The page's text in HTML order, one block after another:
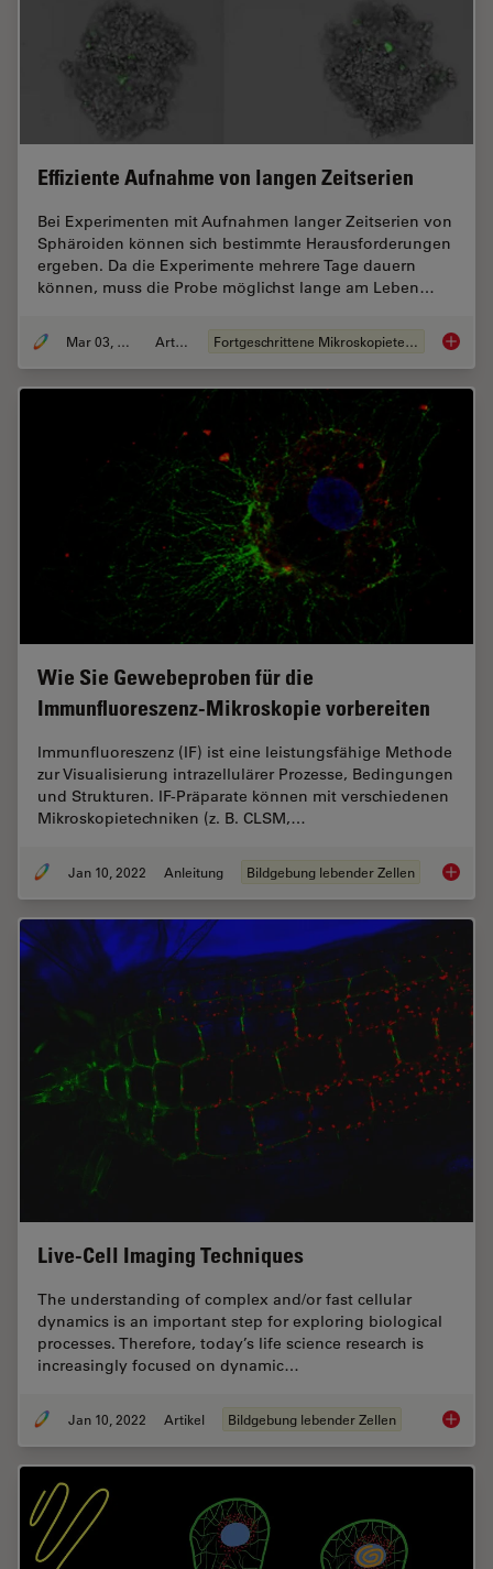
Effiziente Aufnahme von langen Zeitserien
Bei Experimenten mit Aufnahmen langer Zeitserien von
Sphäroiden können sich bestimmte Herausforderungen
ergeben. Da die Experimente mehrere Tage dauern
können, muss die Probe möglichst lange am Leben…
Mar 03, 2022 Artikel Fortgeschrittene Mikroskopietechniken
Wie Sie Gewebeproben für die
Immunfluoreszenz-Mikroskopie vorbereiten
Immunfluoreszenz (IF) ist eine leistungsfähige Methode
zur Visualisierung intrazellulärer Prozesse, Bedingungen
und Strukturen. IF-Präparate können mit verschiedenen
Mikroskopietechniken (z. B. CLSM,…
Jan 10, 2022 Anleitung Bildgebung lebender Zellen Wie
Live-Cell Imaging Techniques
The understanding of complex and/or fast cellular
dynamics is an important step for exploring biological
processes. Therefore, today’s life science research is
increasingly focused on dynamic…
Jan 10, 2022 Artikel Bildgebung lebender Zellen Live-